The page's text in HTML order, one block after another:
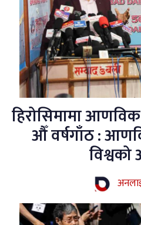
हिरोसिमामा
औँ वर्षगाँठ :
विश्वको